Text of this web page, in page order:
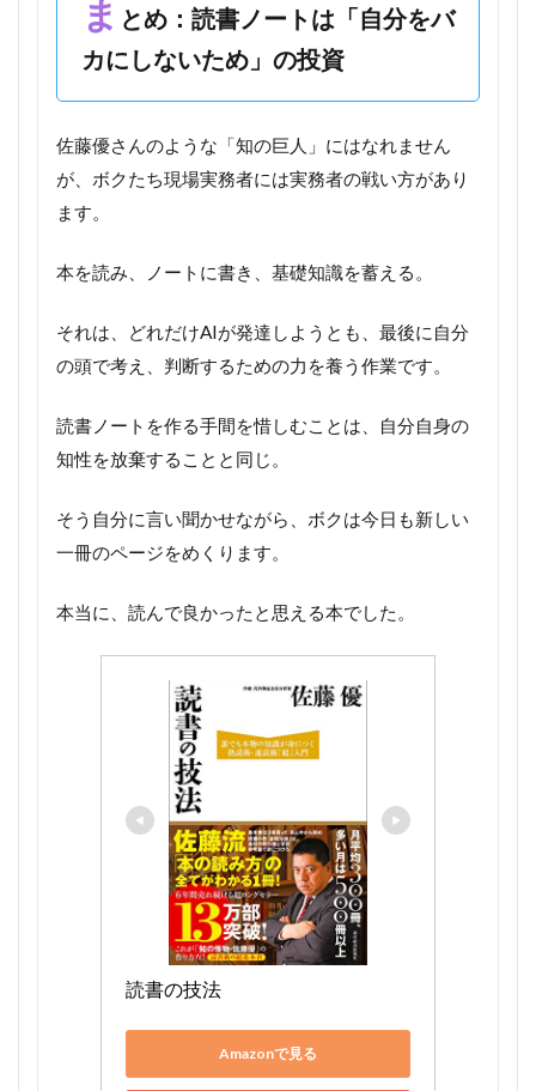
ま とめ：読書ノートは「自分をバ
カにしないため」の投資
佐藤優さんのような「知の巨人」にはなれません
が、ボクたち現場実務者には実務者の戦い方があり
ます。
本を読み、ノートに書き、基礎知識を蓄える。
それは、どれだけAIが発達しようとも、最後に自分
の頭で考え、判断するための力を養う作業です。
読書ノートを作る手間を惜しむことは、自分自身の
知性を放棄することと同じ。
そう自分に言い聞かせながら、ボクは今日も新しい
一冊のページをめくります。
本当に、読んで良かったと思える本でした。
読書の技法
Amazonで見る